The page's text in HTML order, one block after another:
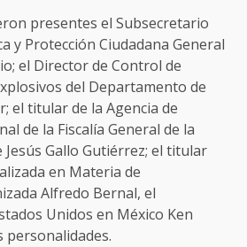
presentes el Subsecretario
y Protección Ciudadana General
el Director de Control de
del Departamento de
el titular de la Agencia de
de la Fiscalía General de la
Jesús Gallo Gutiérrez; el titular
en Materia de
Alfredo Bernal, el
Unidos en México Ken
personalidades.